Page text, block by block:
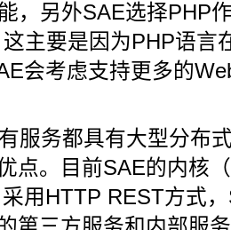
，另外SAE选择PHP
主要是因为PHP语言
会考虑支持更多的
服务都具有大型分布
点。目前SAE的内核
用HTTP REST方式